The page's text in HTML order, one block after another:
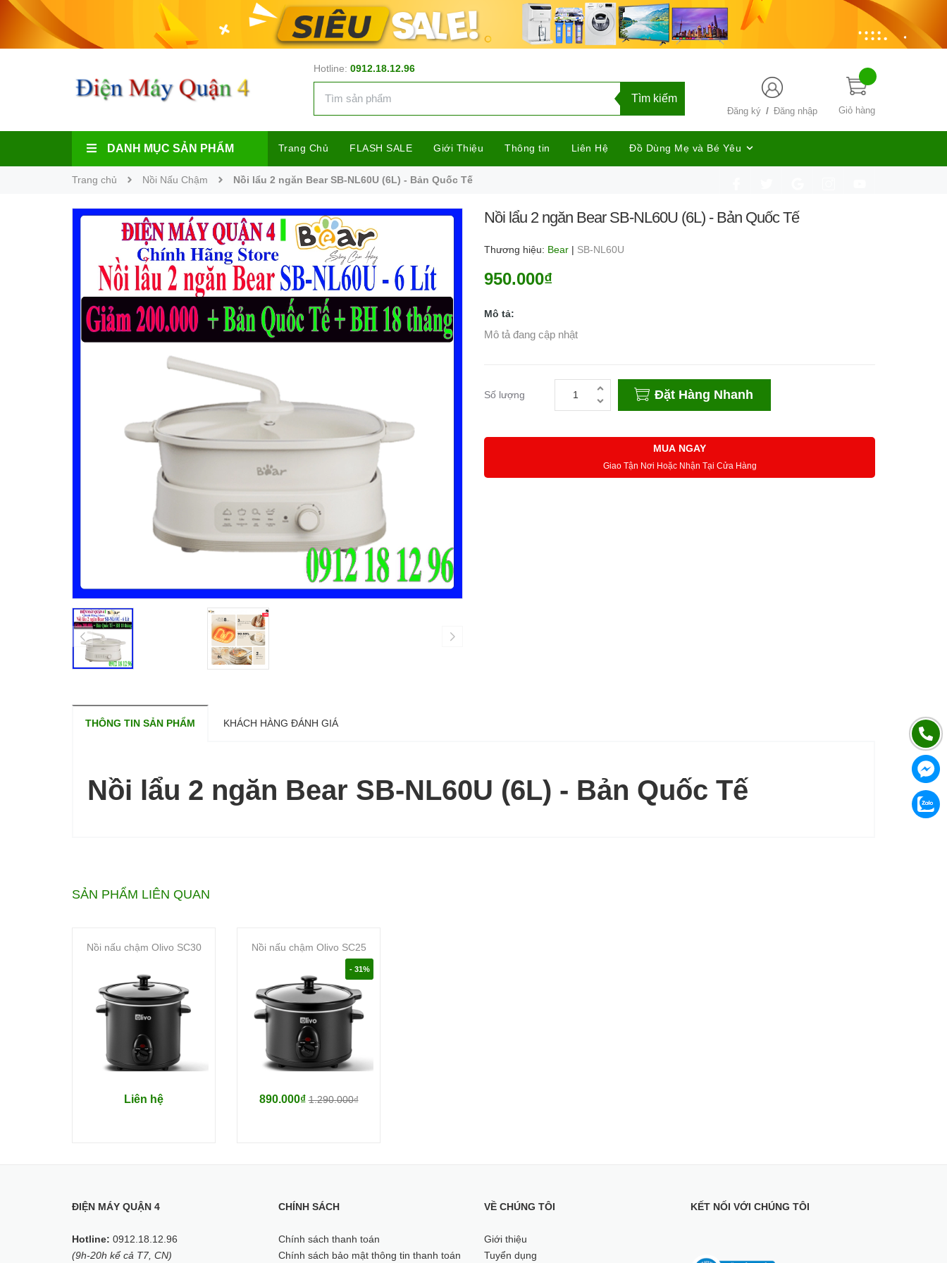
Giỏ hàng
Đăng ký / Đăng nhập
Hotline: 0912.18.12.96
Tìm kiếm
DANH MỤC SẢN PHẨM Trang Chủ FLASH SALE Giới Thiệu Thông tin Liên Hệ Đồ Dùng Mẹ và Bé Yêu
Trang chủ Nồi Nấu Chậm Nồi lẩu 2 ngăn Bear SB-NL60U (6L) - Bản Quốc Tế
Nồi lẩu 2 ngăn Bear SB-NL60U (6L) - Bản Quốc Tế
Thương hiệu: Bear | SB-NL60U
950.000₫
Mô tả:
Mô tả đang cập nhật
Số lượng Đặt Hàng Nhanh
MUA NGAY
Giao Tận Nơi Hoặc Nhận Tại Cửa Hàng
THÔNG TIN SẢN PHẨM KHÁCH HÀNG ĐÁNH GIÁ
Nồi lẩu 2 ngăn Bear SB-NL60U (6L) - Bản Quốc Tế
SẢN PHẨM LIÊN QUAN
Nồi nấu chậm Olivo SC30
Liên hệ
Nồi nấu chậm Olivo SC25
- 31%
890.000₫1.290.000₫
ĐIỆN MÁY QUẬN 4
Hotline: 0912.18.12.96
(9h-20h kể cả T7, CN)
CHÍNH SÁCH
Chính sách thanh toán
Chính sách bảo mật thông tin thanh toán
VỀ CHÚNG TÔI
Giới thiệu
Tuyển dụng
KẾT NỐI VỚI CHÚNG TÔI